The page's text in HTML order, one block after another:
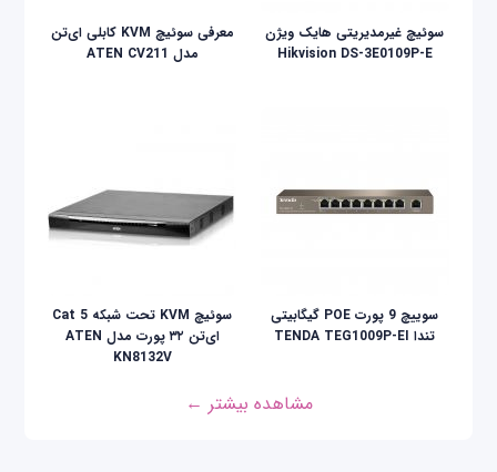
سوئیچ غیرمدیریتی هایک ویژن
Hikvision DS-3E0109P-E
معرفی سوئیچ KVM کابلی ای‌تن
مدل ATEN CV211
سوییچ 9 پورت POE گیگابیتی
تندا TENDA TEG1009P-EI
سوئیچ KVM تحت شبکه Cat 5
ای‌تن ۳۲ پورت مدل ATEN
KN8132V
مشاهده بیشتر ←